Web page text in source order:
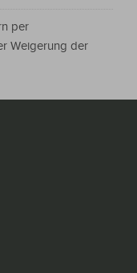
per
Weigerung der